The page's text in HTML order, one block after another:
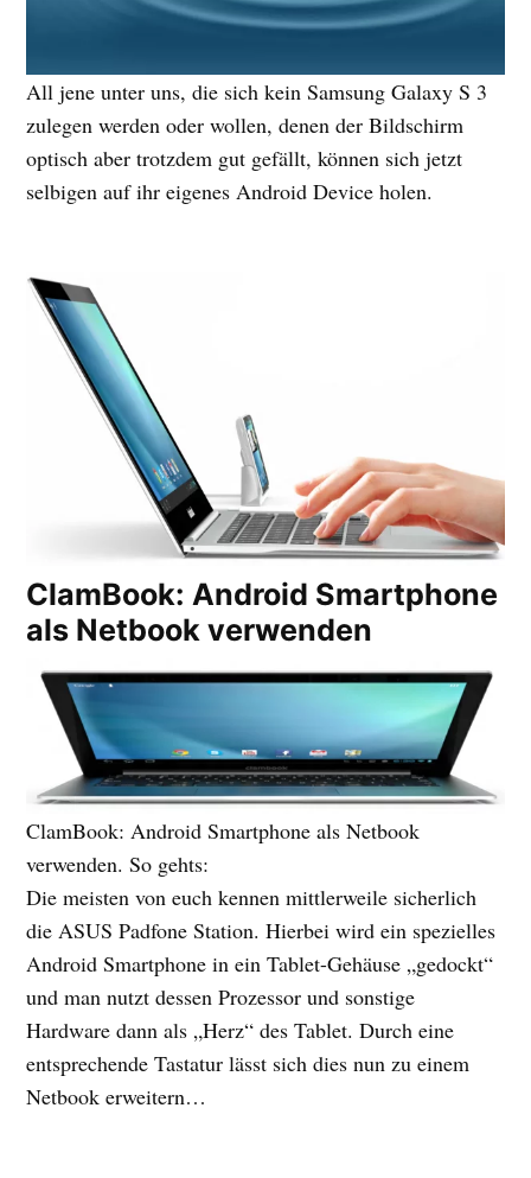
All jene unter uns, die sich kein Samsung Galaxy S 3
zulegen werden oder wollen, denen der Bildschirm
optisch aber trotzdem gut gefällt, können sich jetzt
selbigen auf ihr eigenes Android Device holen.
ClamBook: Android Smartphone
als Netbook verwenden
ClamBook: Android Smartphone als Netbook
verwenden. So gehts:
Die meisten von euch kennen mittlerweile sicherlich
die ASUS Padfone Station. Hierbei wird ein spezielles
Android Smartphone in ein Tablet-Gehäuse „gedockt“
und man nutzt dessen Prozessor und sonstige
Hardware dann als „Herz“ des Tablet. Durch eine
entsprechende Tastatur lässt sich dies nun zu einem
Netbook erweitern…